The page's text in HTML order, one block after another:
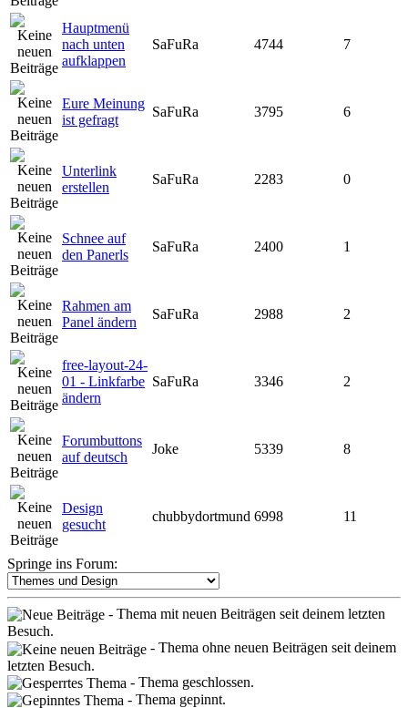
Hauptmenü
nach unten
aufklappen
SaFuRa 4744 7
Eure Meinung
ist gefragt
SaFuRa 3795 6
Unterlink
erstellen
SaFuRa 2283 0
Schnee auf
den Panerls
SaFuRa 2400 1
Rahmen am
Panel ändern
SaFuRa 2988 2
free-layout-24-
01 - Linkfarbe
ändern
SaFuRa 3346 2
Forumbuttons
auf deutsch
Joke 5339 8
Design
gesucht
chubbydortmund 6998 11
Springe ins Forum:
- Thema mit neuen Beiträgen seit deinem letzten
Besuch.
- Thema ohne neuen Beiträgen seit deinem
letzten Besuch.
- Thema geschlossen.
- Thema gepinnt.